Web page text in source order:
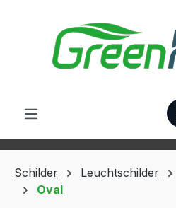
Schilder Leuchtschilder
Oval